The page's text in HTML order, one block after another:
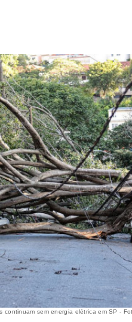
continuam sem energia elétrica em SP -